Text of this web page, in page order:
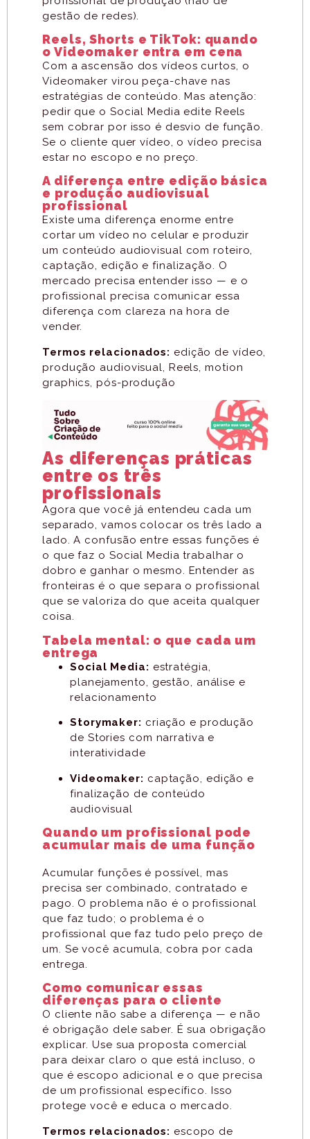
gestão de redes).
Reels, Shorts e TikTok: quando
o Videomaker entra em cena
Com a ascensão dos vídeos curtos, o
Videomaker virou peça-chave nas
estratégias de conteúdo. Mas atenção:
pedir que o Social Media edite Reels
sem cobrar por isso é desvio de função.
Se o cliente quer vídeo, o vídeo precisa
estar no escopo e no preço.
A diferença entre edição básica
e produção audiovisual
profissional
Existe uma diferença enorme entre
cortar um vídeo no celular e produzir
um conteúdo audiovisual com roteiro,
captação, edição e finalização. O
mercado precisa entender isso — e o
profissional precisa comunicar essa
diferença com clareza na hora de
vender.
Termos relacionados: edição de vídeo,
produção audiovisual, Reels, motion
graphics, pós-produção
As diferenças práticas
entre os três
profissionais
Agora que você já entendeu cada um
separado, vamos colocar os três lado a
lado. A confusão entre essas funções é
o que faz o Social Media trabalhar o
dobro e ganhar o mesmo. Entender as
fronteiras é o que separa o profissional
que se valoriza do que aceita qualquer
coisa.
Tabela mental: o que cada um
entrega
Social Media: estratégia,
planejamento, gestão, análise e
relacionamento
Storymaker: criação e produção
de Stories com narrativa e
interatividade
Videomaker: captação, edição e
finalização de conteúdo
audiovisual
Quando um profissional pode
acumular mais de uma função
Acumular funções é possível, mas
precisa ser combinado, contratado e
pago. O problema não é o profissional
que faz tudo; o problema é o
profissional que faz tudo pelo preço de
um. Se você acumula, cobra por cada
entrega.
Como comunicar essas
diferenças para o cliente
O cliente não sabe a diferença — e não
é obrigação dele saber. É sua obrigação
explicar. Use sua proposta comercial
para deixar claro o que está incluso, o
que é escopo adicional e o que precisa
de um profissional específico. Isso
protege você e educa o mercado.
Termos relacionados: escopo de